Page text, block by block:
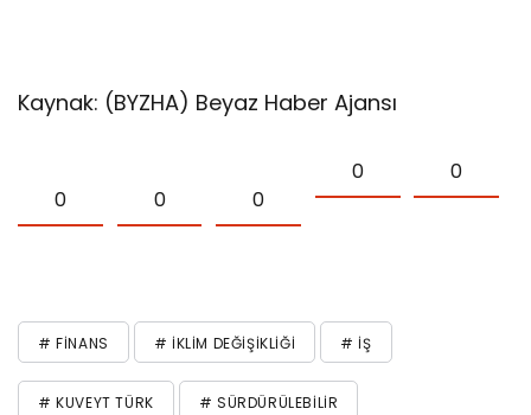
Kaynak: (BYZHA) Beyaz Haber Ajansı
0 0 0
0 0
# FINANS # İKLIM DEĞIŞIKLIĞI # İŞ
# KUVEYT TÜRK # SÜRDÜRÜLEBILIR